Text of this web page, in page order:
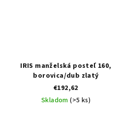
IRIS manželská posteľ 160,
borovica/dub zlatý
€192,62
Skladom(>5 ks)